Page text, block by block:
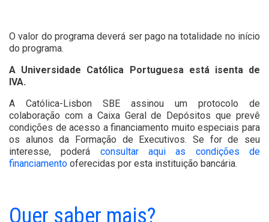
O valor do programa deverá ser pago na totalidade no início
do programa.
A Universidade Católica Portuguesa está isenta de
IVA.
A Católica-Lisbon SBE assinou um protocolo de
colaboração com a Caixa Geral de Depósitos que prevê
condições de acesso a financiamento muito especiais para
os alunos da Formação de Executivos. Se for de seu
interesse, poderá consultar aqui as condições de
financiamento oferecidas por esta instituição bancária.
Quer saber mais?